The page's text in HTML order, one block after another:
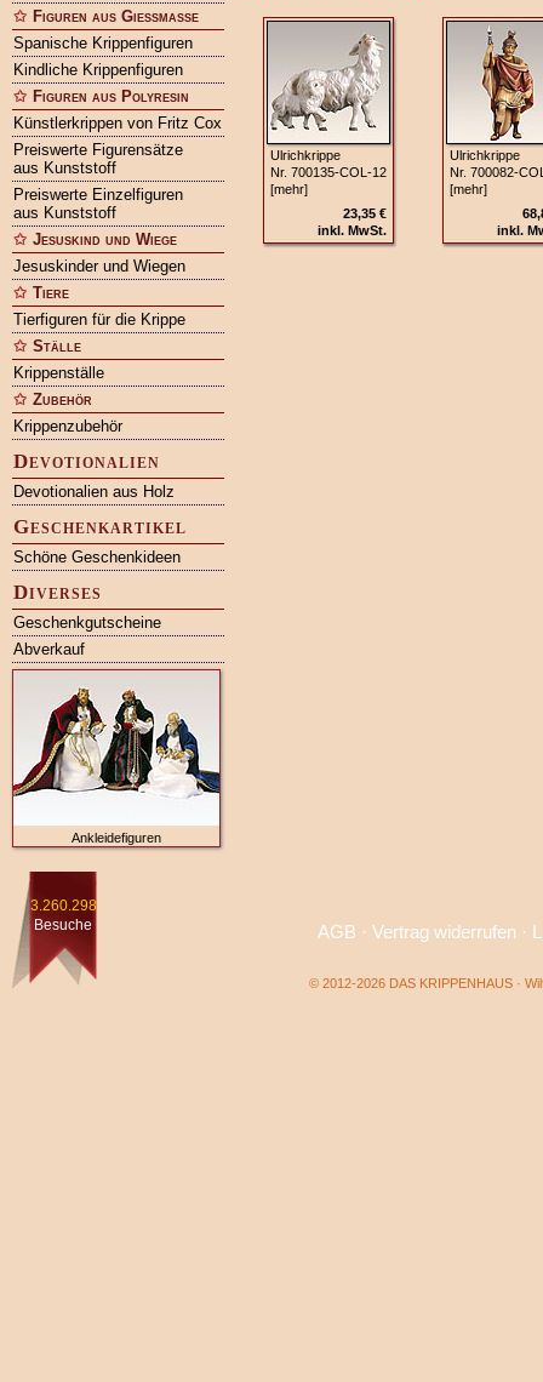
Figuren aus Gießmasse
Spanische Krippenfiguren
Kindliche Krippenfiguren
Figuren aus Polyresin
Künstlerkrippen von Fritz Cox
Preiswerte Figurensätze
aus Kunststoff
Preiswerte Einzelfiguren
aus Kunststoff
Jesuskind und Wiege
Jesuskinder und Wiegen
Tiere
Tierfiguren für die Krippe
Ställe
Krippenställe
Zubehör
Krippenzubehör
Devotionalien
Devotionalien aus Holz
Geschenkartikel
Schöne Geschenkideen
Diverses
Geschenkgutscheine
Abverkauf
Ankleidefiguren
Ulrichkrippe
Nr. 700135‑COL‑12
[mehr]
23,35 €
inkl. MwSt.
Ulrichkrippe
Nr.
[mehr]
inkl.
3.260.298
Besuche
AGB · Vertrag widerrufen·
© 2012-2026 DAS KRIPPENHAUS ·